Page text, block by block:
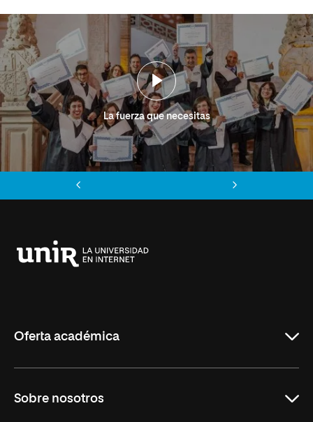
La fuerza que necesitas
Oferta académica
Másteres Oficiales
Sobre nosotros